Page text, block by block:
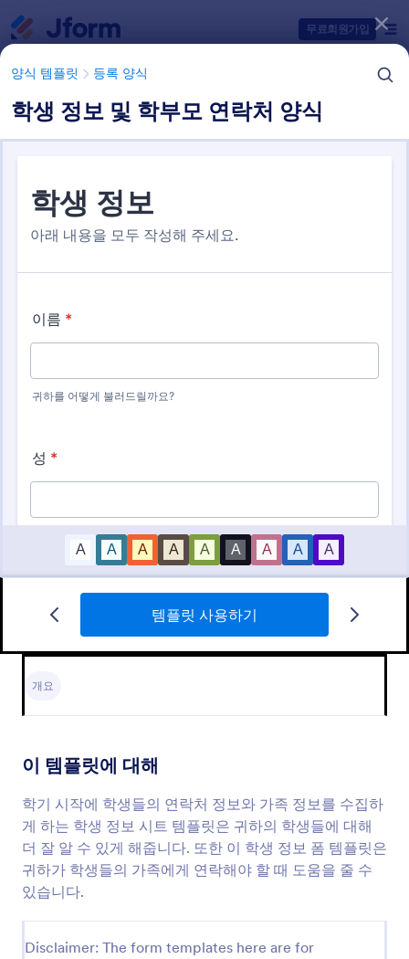
무료회원가입
양식 템플릿 등록 양식
학생 정보 및 학부모 연락처 양식
템플릿 사용하기
개요
이 템플릿에 대해
학기 시작에 학생들의 연락처 정보와 가족 정보를 수집하
게 하는 학생 정보 시트 템플릿은 귀하의 학생들에 대해
더 잘 알 수 있게 해줍니다. 또한 이 학생 정보 폼 템플릿은
귀하가 학생들의 가족에게 연락해야 할 때 도움을 줄 수
있습니다.
Disclaimer: The form templates here are for
양식 템플릿 등록 양식
학교 등록 양식
AP Summer Korean Class Registration
미리보기
양식 템플릿 항목들